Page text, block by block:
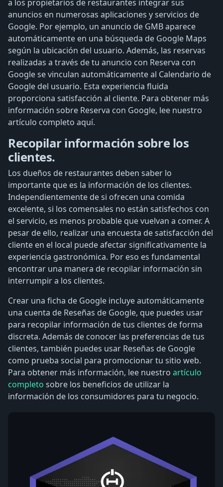
a los propietarios de restaurantes integrar sus
anuncios en numerosas aplicaciones y servicios de
Google. Por ejemplo, un anuncio de GMB aparece
automáticamente en una búsqueda de Google Maps
según la ubicación del usuario. Además, las reservas
realizadas a través de tu anuncio con Reserva con
Google se vinculan automáticamente al Calendario de
Google del usuario. Esta experiencia fluida
proporciona satisfacción al cliente. Para obtener más
información sobre Reserva con Google, lee nuestro
artículo completo aquí.
Recopilar información sobre los
clientes.
Los dueños de restaurantes deben saber lo
importante que es la información de los clientes.
Independientemente de si ofrecen una comida
excelente, si los comensales no están satisfechos con
el servicio, es menos probable que vuelvan a comer. A
pesar de ello, realizar una encuesta de satisfacción del
cliente en el local puede afectar significativamente la
experiencia gastronómica. Por eso es fundamental
encontrar una manera de recopilar información sin
interrumpir a los clientes.
Crear una ficha de Google incluye automáticamente
una cuenta de Reseñas de Google, que puedes usar
para recopilar información de tus clientes de forma
discreta. Además de conocer las preferencias de tus
clientes, también puedes usar Reseñas de Google
como prueba social para promocionar tu sitio web.
Para obtener más información, lee nuestro artículo
completo sobre los beneficios de utilizar la
información de los consumidores para tu negocio.